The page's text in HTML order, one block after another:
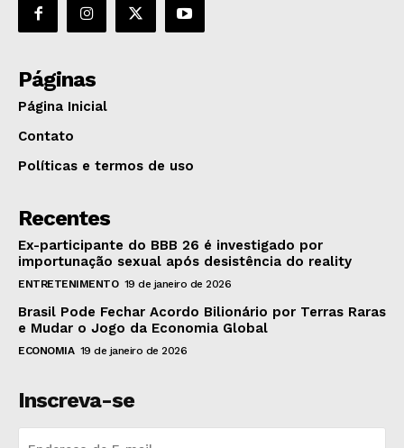
Páginas
Página Inicial
Contato
Políticas e termos de uso
Recentes
Ex-participante do BBB 26 é investigado por
importunação sexual após desistência do reality
ENTRETENIMENTO 19 de janeiro de 2026
Brasil Pode Fechar Acordo Bilionário por Terras Raras
e Mudar o Jogo da Economia Global
ECONOMIA 19 de janeiro de 2026
Inscreva-se